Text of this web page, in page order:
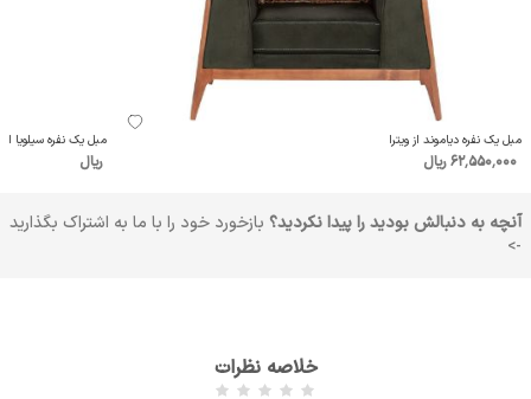
مبل یک نفره دیاموند از ویترا
62٬550٬000 ریال
مبل یک نفره سیلویا از
ریال
آنچه به دنبالش بودید را پیدا نکردید؟ بازخورد خود را با ما به اشتراک بگذارید
->
خلاصه نظرات